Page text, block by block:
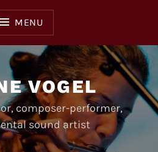
MENU
VOGEL
composer-performer,
sound artist